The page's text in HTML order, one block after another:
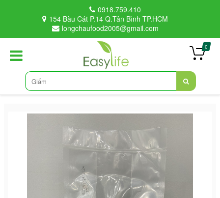
0918.759.410
154 Bàu Cát P.14 Q.Tân Bình TP.HCM
longchaufood2005@gmail.com
0